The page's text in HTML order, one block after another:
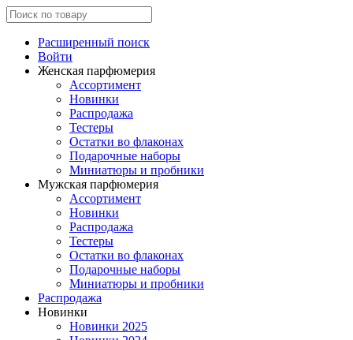
Расширенный поиск
Войти
Женская парфюмерия
Ассортимент
Новинки
Распродажа
Тестеры
Остатки во флаконах
Подарочные наборы
Миниатюры и пробники
Мужская парфюмерия
Ассортимент
Новинки
Распродажа
Тестеры
Остатки во флаконах
Подарочные наборы
Миниатюры и пробники
Распродажа
Новинки
Новинки 2025